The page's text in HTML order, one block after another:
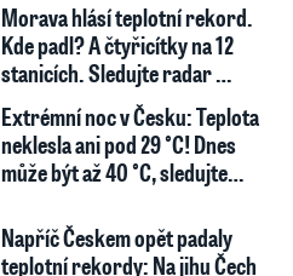
Morava hlásí teplotní rekord.
Kde padl? A čtyřicítky na 12
stanicích. Sledujte radar …
Extrémní noc v Česku: Teplota
neklesla ani pod 29 °C! Dnes
může být až 40 °C, sledujte…
Napříč Českem opět padaly
teplotní rekordy: Na jihu Čech